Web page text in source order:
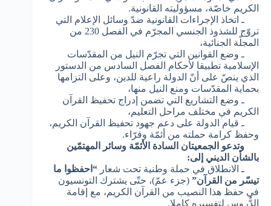
الكريم خاصّة، مسؤوليته القانونية.
ـ اتخاذ الإجراءات القانونية ضدّ وسائل الإعلام التي
تروّج للشذوذ الجنسي المجرّم في الفصل 230 من
المجلّة الجنائية،
ـ وضع القوانين التي تجرّم النيل من المقدّسات
الإسلامية تطبيقا لأحكام الفصل السادس من الدستور
الذي ينصّ على أنّ الدولة راعية للدين، وعلى التزامها
بحماية المقدّسات ومنع النيل منها،
ـ وضع التشاريع التي تضمن إدراج تحفيظ القرآن
الكريم في مختلف مراحل التعليم،
ـ قيام الدولة على دعم جهود تحفيظ القرآن الكريم،
وحفظ كرامة حملته من أئمّة وقرّاء.
وتدعو الجمعيتان السادة الأئمّة وسائر المهتمّين
بالشأن الديني إلى:
ـ الانطلاق في حملة وطنية تحت شعار “احفظوا ما
تيسّر من القرآن” (جزء عمّ)، حتّى يشترك التونسيون
في حفظ هذا النصيب من القرآن الكريم، مع إقامة
الدُّروس لتفسيره كاملا.